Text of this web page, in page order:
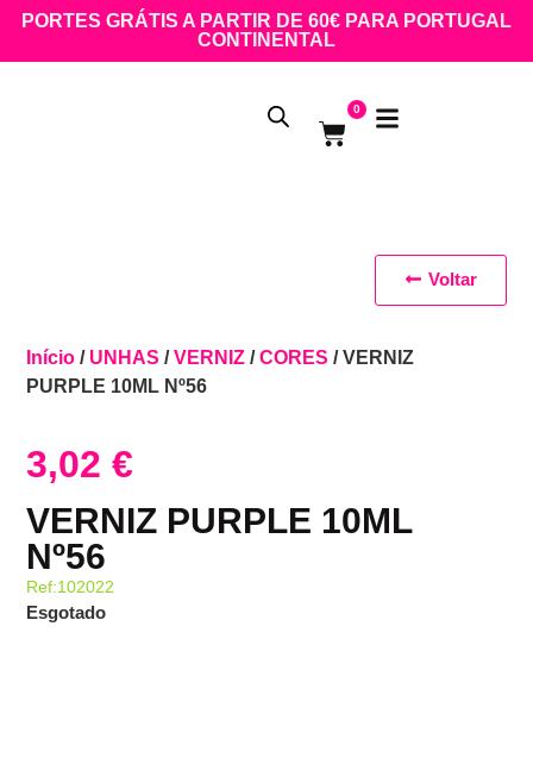
PORTES GRÁTIS A PARTIR DE 60€ PARA PORTUGAL
CONTINENTAL
0
Início / UNHAS /VERNIZ /CORES / VERNIZ
PURPLE 10ML Nº56
3,02€
VERNIZ PURPLE 10ML
Nº56
Ref:102022
Esgotado
Voltar